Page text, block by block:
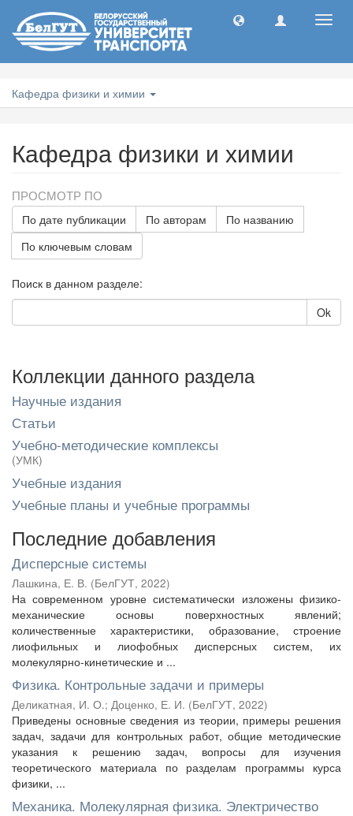
Кафедра физики и химии
Кафедра физики и химии
ПРОСМОТР ПО
По дате публикации По авторам
По названию
По ключевым словам
Поиск в данном разделе:
Ok
Коллекции данного раздела
Научные издания
Статьи
Учебно-методические комплексы
(УМК)
Учебные издания
Учебные планы и учебные программы
Последние добавления
Дисперсные системы
Лашкина, Е. В. (БелГУТ, 2022)
На современном уровне систематически изложены физико-
механические основы поверхностных явлений;
количественные характеристики, образование, строение
лиофильных и лиофобных дисперсных систем, их
молекулярно-кинетические и ...
Физика. Контрольные задачи и примеры
Деликатная, И. О.; Доценко, Е. И. (БелГУТ, 2022)
Приведены основные сведения из теории, примеры решения
задач, задачи для контрольных работ, общие методические
указания к решению задач, вопросы для изучения
теоретического материала по разделам программы курса
физики, ...
Механика. Молекулярная физика. Электричество